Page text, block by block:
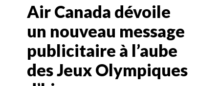
Français
FORFAIT VACANCES
CROISIÈRES
HOTELS & RESORTS
Air Canada dévoile
un nouveau message
publicitaire à l’aube
des Jeux Olympiques